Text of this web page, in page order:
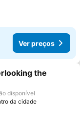
Ver preços
favoritos
the
disponível
da cidade